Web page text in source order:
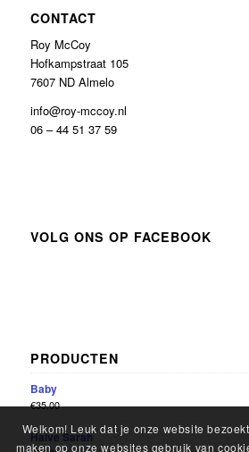
CONTACT
Roy McCoy
Hofkampstraat 105
7607 ND Almelo
info@roy-mccoy.nl
06 – 44 51 37 59
VOLG ONS OP FACEBOOK
PRODUCTEN
Baby
€35.00
Halve Sarah
Welkom! Leuk dat je onze website
maken op onze websites gebruik van